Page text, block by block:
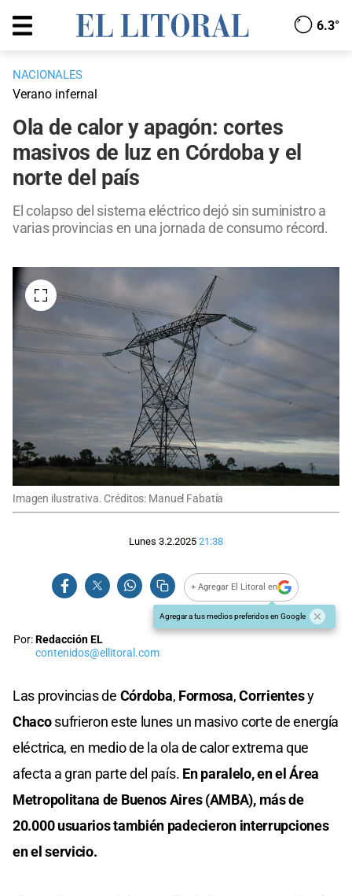
6.3°
NACIONALES
Verano infernal
Ola de calor y apagón: cortes
masivos de luz en Córdoba y el
norte del país
El colapso del sistema eléctrico dejó sin suministro a
varias provincias en una jornada de consumo récord.
Imagen ilustrativa. Créditos: Manuel Fabatía
Lunes 3.2.2025 21:38
+ Agregar El Litoral en
Agregar a tus medios preferidos en Google
Por:Redacción EL
contenidos@ellitoral.com
Las provincias de Córdoba, Formosa,Corrientesy
Chacosufrieron este lunes un masivo corte de energía
eléctrica, en medio de la ola de calor extrema que
afecta a gran parte del país. En paralelo, en el Área
Metropolitana de Buenos Aires (AMBA), más de
20.000 usuarios también padecieron interrupciones
en el servicio.